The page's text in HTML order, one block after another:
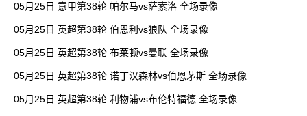
05月25日 意甲第38轮 帕尔马vs萨索洛 全场录像
05月25日 英超第38轮 伯恩利vs狼队 全场录像
05月25日 英超第38轮 布莱顿vs曼联 全场录像
05月25日 英超第38轮 诺丁汉森林vs伯恩茅斯 全场录像
05月25日 英超第38轮 利物浦vs布伦特福德 全场录像